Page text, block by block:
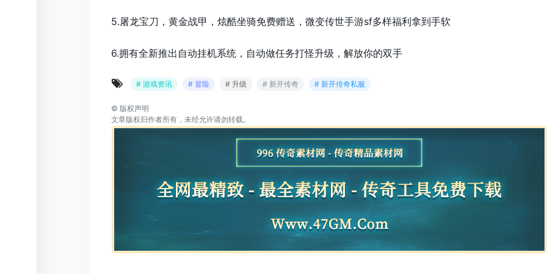
5.屠龙宝刀，黄金战甲，炫酷坐骑免费赠送，微变传世手游sf多样福利拿到手软
6.拥有全新推出自动挂机系统，自动做任务打怪升级，解放你的双手
# 游戏资讯 # 冒险 # 升级 # 新开传奇 # 新开传奇私服
© 版权声明
文章版权归作者所有，未经允许请勿转载。